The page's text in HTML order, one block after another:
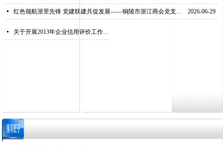
2026-06-29
넷 红色领航浙里先锋 党建联建共促发展——铜陵市浙江商会党支部参加皖南片区浙江商会党支部共联共建活动
넷 关于开展2013年企业信用评价工作的通知